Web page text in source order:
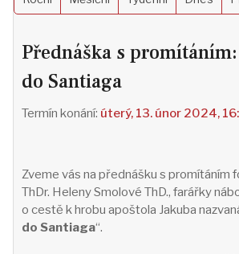
Přednáška s
do Santiaga
úterý, 13. únor 2024,
Zveme vás na přednášku s promítáním
ThDr. Heleny Smolové ThD., farářky
o cestě k hrobu apoštola Jakuba
do Santiaga“.